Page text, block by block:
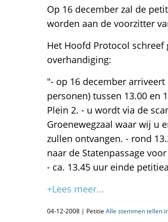
Op 16 december zal de
worden aan de voorzitter
Het Hoofd Protocol
overhandiging:
"- op 16 december
personen) tussen 13.00 en
Plein 2. - u wordt via de
Groenewegzaal waar wij u
zullen ontvangen. - rond
naar de Statenpassage
- ca. 13.45 uur einde
+Lees meer...
04-12-2008 | Petitie Alle stemmen tellen